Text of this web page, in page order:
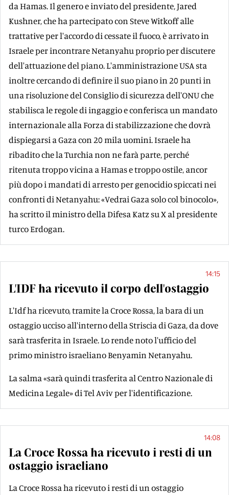
da Hamas. Il genero e inviato del presidente, Jared
Kushner, che ha partecipato con Steve Witkoff alle
trattative per l'accordo di cessate il fuoco, è arrivato in
Israele per incontrare Netanyahu proprio per discutere
dell'attuazione del piano. L'amministrazione USA sta
inoltre cercando di definire il suo piano in 20 punti in
una risoluzione del Consiglio di sicurezza dell'ONU che
stabilisca le regole di ingaggio e conferisca un mandato
internazionale alla Forza di stabilizzazione che dovrà
dispiegarsi a Gaza con 20 mila uomini. Israele ha
ribadito che la Turchia non ne farà parte, perché
ritenuta troppo vicina a Hamas e troppo ostile, ancor
più dopo i mandati di arresto per genocidio spiccati nei
confronti di Netanyahu: «Vedrai Gaza solo col binocolo»,
ha scritto il ministro della Difesa Katz su X al presidente
turco Erdogan.
14:15
L'IDF ha ricevuto il corpo dell'ostaggio
L'Idf ha ricevuto, tramite la Croce Rossa, la bara di un
ostaggio ucciso all'interno della Striscia di Gaza, da dove
sarà trasferita in Israele. Lo rende noto l'ufficio del
primo ministro israeliano Benyamin Netanyahu.
La salma «sarà quindi trasferita al Centro Nazionale di
Medicina Legale» di Tel Aviv per l'identificazione.
14:08
La Croce Rossa ha ricevuto i resti di un
ostaggio israeliano
La Croce Rossa ha ricevuto i resti di un ostaggio